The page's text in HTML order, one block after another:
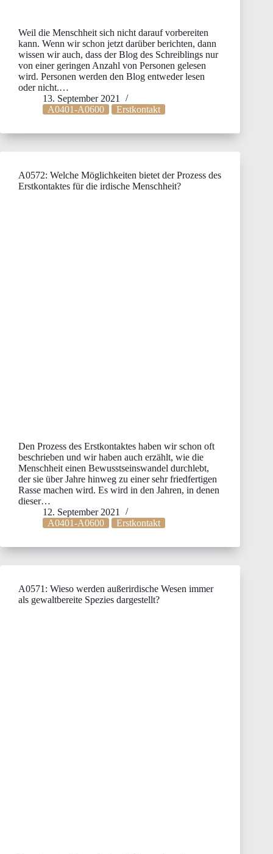
Weil die Menschheit sich nicht darauf vorbereiten
kann. Wenn wir schon jetzt darüber berichten, dann
wissen wir auch, dass der Blog des Schreiblings nur
von einer geringen Anzahl von Personen gelesen
wird. Personen werden den Blog entweder lesen
oder nicht.…
13. September 2021
A0401-A0600
Erstkontakt
A0572: Welche Möglichkeiten bietet der Prozess des
Erstkontaktes für die irdische Menschheit?
Den Prozess des Erstkontaktes haben wir schon oft
beschrieben und wir haben auch erzählt, wie die
Menschheit einen Bewusstseinswandel durchlebt,
der sie über Jahre hinweg zu einer sehr friedfertigen
Rasse machen wird. Es wird in den Jahren, in denen
dieser…
12. September 2021
A0401-A0600
Erstkontakt
A0571: Wieso werden außerirdische Wesen immer
als gewaltbereite Spezies dargestellt?